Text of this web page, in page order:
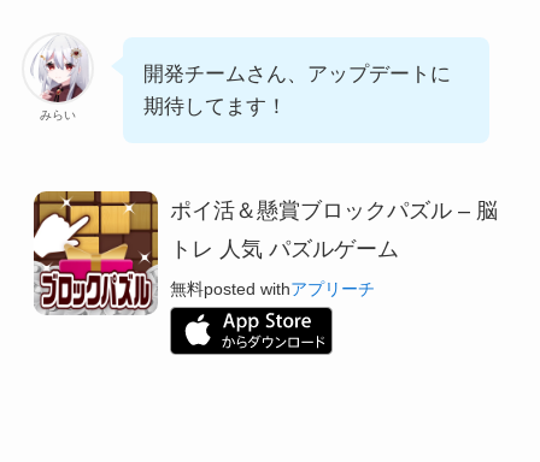
みらい
開発チームさん、アップデートに
期待してます！
ポイ活＆懸賞ブロックパズル – 脳
トレ 人気 パズルゲーム
無料posted withアプリーチ